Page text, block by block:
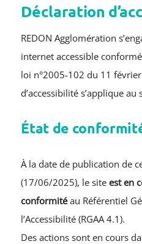
Urbanisme
Tourisme
RECHERCHER:
Déclaration
REDON Agglomération
internet accessible
loi n°2005-102 du 11
d’accessibilité s’applique au
État de
À la date de publication de
(17/06/2025), le siteest en
conformitéau Référentiel
l’Accessibilité (RGAA 4.1).
Des actions sont en cours